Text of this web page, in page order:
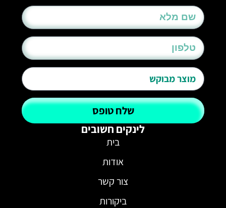
שלח טופס
לינקים חשובים
בית
אודות
צור קשר
ביקורות